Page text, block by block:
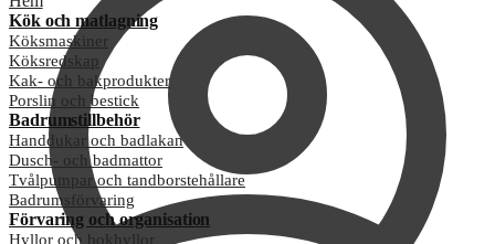
Kök och matlagning
Köksmaskiner
Köksredskap
Kak- och bakprodukter
Porslin och bestick
Badrumstillbehör
Handdukar och badlakan
Dusch- och badmattor
Tvålpumpar och tandborstehållare
Badrumsförvaring
Förvaring och organisation
Hyllor och bokhyllor